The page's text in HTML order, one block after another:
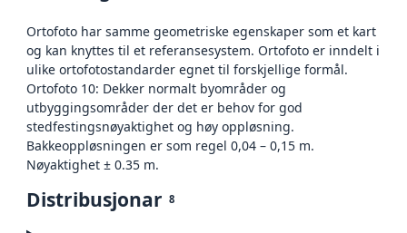
Ortofoto har samme geometriske egenskaper som et kart
og kan knyttes til et referansesystem. Ortofoto er inndelt i
ulike ortofotostandarder egnet til forskjellige formål.
Ortofoto 10: Dekker normalt byområder og
utbyggingsområder der det er behov for god
stedfestingsnøyaktighet og høy oppløsning.
Bakkeoppløsningen er som regel 0,04 – 0,15 m.
Nøyaktighet ± 0.35 m.
Distribusjonar 8